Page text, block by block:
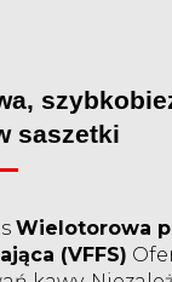
saszetki
Wielotorowa
(VFFS)